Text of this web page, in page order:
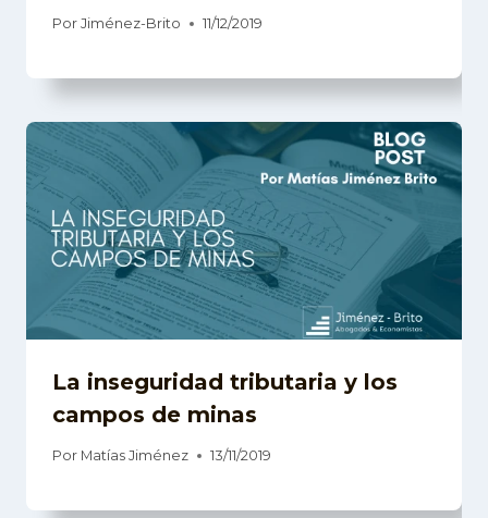
Por Jiménez-Brito 11/12/2019
La inseguridad tributaria y los
campos de minas
Por Matías Jiménez 13/11/2019